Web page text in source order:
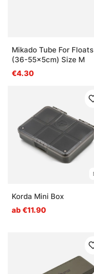
Mikado Tube For Floats
(36-55x5cm) Size M
€4.30
Korda Mini Box
ab €11.90